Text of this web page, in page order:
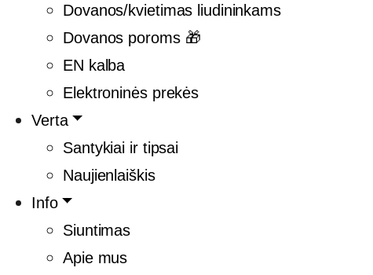
Dovanos/kvietimas liudininkams
Dovanos poroms 🎁
EN kalba
Elektroninės prekės
Verta
Santykiai ir tipsai
Naujienlaiškis
Info
Siuntimas
Apie mus